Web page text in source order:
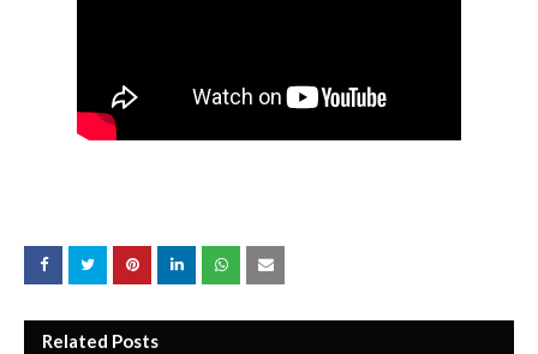
Related Posts